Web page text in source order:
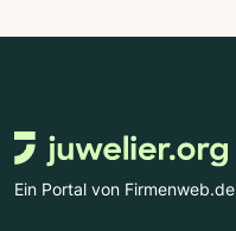
Ein Portal von Firmenweb.de